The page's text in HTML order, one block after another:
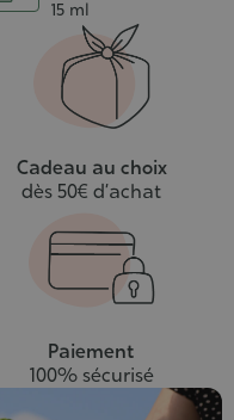
panier
Contenance
15 ml
Cadeau au choix
dès 50€ d’achat
Paiement
100% sécurisé